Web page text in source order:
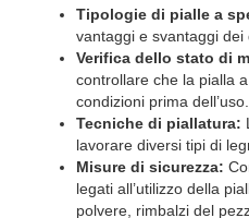
Tipologie di pialle a
vantaggi e svantaggi dei
Verifica dello stato di
controllare che la pialla
condizioni prima dell’uso.
Tecniche di piallatura:
lavorare diversi tipi di
Misure di sicurezza:
legati all’utilizzo della
polvere, rimbalzi del